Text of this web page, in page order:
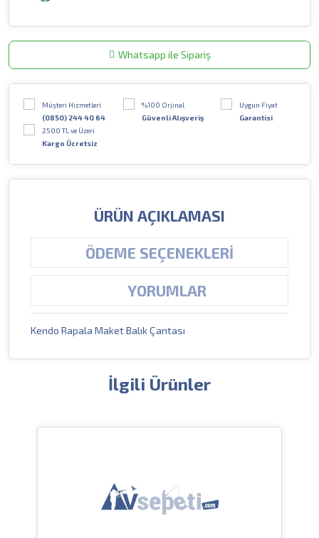
Whatsapp ile Sipariş
Müşteri Hizmetleri
(0850) 244 40 64
%100 Orjinal
Güvenli Alışveriş
Uygun Fiyat
Garantisi
2500 TL ve Üzeri
Kargo Ücretsiz
ÜRÜN AÇIKLAMASI
ÖDEME SEÇENEKLERI
YORUMLAR
Kendo Rapala Maket Balık Çantası
İlgili Ürünler